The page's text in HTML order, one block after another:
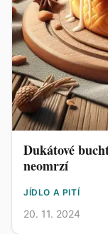
Dukátové
neomrzí
JÍDLO A PITÍ
20. 11. 2024